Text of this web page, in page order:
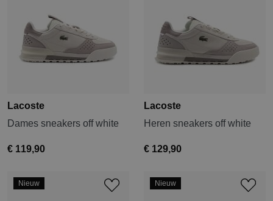
Lacoste
Dames sneakers off white
€ 119,90
Lacoste
Heren sneakers off white
€ 129,90
Nieuw Nieuw